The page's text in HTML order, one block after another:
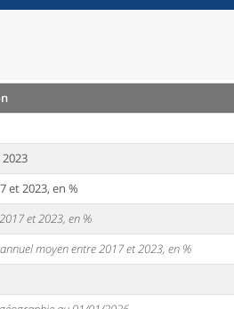
et 2023, en %
et 2023, en %
moyen entre 2017 et 2023, en %